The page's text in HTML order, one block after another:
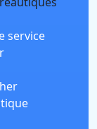
service